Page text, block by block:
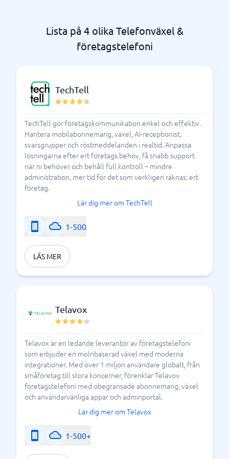
underkategorierna förtelefonväxlar,
företagstelefoni eller IP-telefoni,för att hitta det
Vem passar en telefonväxel
eller företagstelefoni för?
Alla företag eller organisationer som har någon typ av
kunder eller användare, bör ha en telefonlösning som
guidar dem som vill ta kontakt med er rätt. Det
behöver således inte vara något komplicerat för den
som inte vill det. Ett enkelt telefonsvar med en
hänvisning om exempelvis öppettider eller med olika
knappval, kan göra mycket för kundupplevelsen.
Lista på 4 olika Telefonväxel &
företagstelefoni
TechTell
TechTell gör företagskommunikation enkel och effektiv.
Hantera mobilabonnemang, växel, AI-receptionist,
svarsgrupper och röstmeddelanden i realtid. Anpassa
lösningarna efter ert företags behov, få snabb support
när ni behöver och behåll full kontroll – mindre
administration, mer tid för det som verkligen räknas: ert
företag.
Lär dig mer om TechTell
1-500
LÄS MER
Telavox
Telavox är en ledande leverantör av företagstelefoni
som erbjuder en molnbaserad växel med moderna
integrationer. Med över 1 miljon användare globalt, från
småföretag till stora koncerner, förenklar Telavox
företagstelefoni med obegränsade abonnemang, växel
och användarvänliga appar och adminportal.
Lär dig mer om Telavox
1-500+